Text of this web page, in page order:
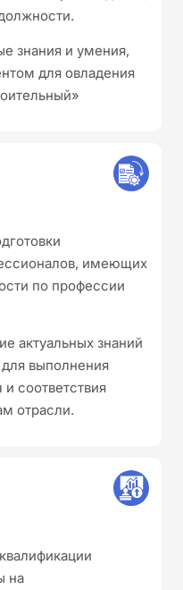
знания и умения,
для овладения
имеющих
по профессии
актуальных знаний
выполнения
соответствия
отрасли.
на